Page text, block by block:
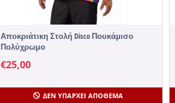
Αποκριάτικη Στολή Disco Πουκάμισο
Πολύχρωμο
€25,00
ΔΕΝ ΥΠΆΡΧΕΙ ΑΠΌΘΕΜΑ